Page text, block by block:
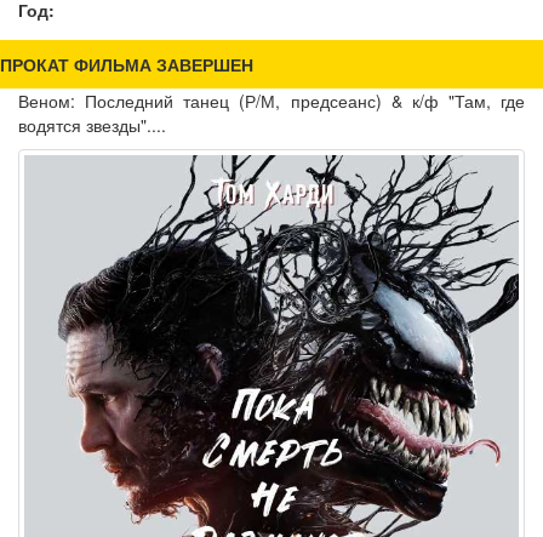
Год:
ПРОКАТ ФИЛЬМА ЗАВЕРШЕН
Веном: Последний танец (Р/М, предсеанс) & к/ф "Там, где
водятся звезды"....